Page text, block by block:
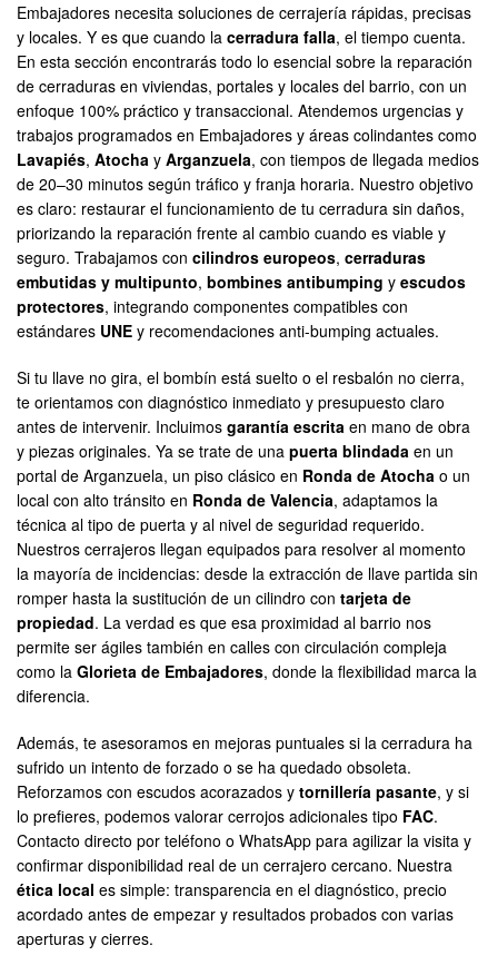
Embajadores necesita soluciones de cerrajería rápidas, precisas
y locales. Y es que cuando la cerradura falla, el tiempo cuenta.
En esta sección encontrarás todo lo esencial sobre la reparación
de cerraduras en viviendas, portales y locales del barrio, con un
enfoque 100% práctico y transaccional. Atendemos urgencias y
trabajos programados en Embajadores y áreas colindantes como
Lavapiés, Atocha y Arganzuela, con tiempos de llegada medios
de 20–30 minutos según tráfico y franja horaria. Nuestro objetivo
es claro: restaurar el funcionamiento de tu cerradura sin daños,
priorizando la reparación frente al cambio cuando es viable y
seguro. Trabajamos con cilindros europeos, cerraduras
embutidas y multipunto, bombines antibumping y escudos
protectores, integrando componentes compatibles con
estándares UNE y recomendaciones anti-bumping actuales.
Si tu llave no gira, el bombín está suelto o el resbalón no cierra,
te orientamos con diagnóstico inmediato y presupuesto claro
antes de intervenir. Incluimos garantía escrita en mano de obra
y piezas originales. Ya se trate de una puerta blindada en un
portal de Arganzuela, un piso clásico en Ronda de Atocha o un
local con alto tránsito en Ronda de Valencia, adaptamos la
técnica al tipo de puerta y al nivel de seguridad requerido.
Nuestros cerrajeros llegan equipados para resolver al momento
la mayoría de incidencias: desde la extracción de llave partida sin
romper hasta la sustitución de un cilindro con tarjeta de
propiedad. La verdad es que esa proximidad al barrio nos
permite ser ágiles también en calles con circulación compleja
como la Glorieta de Embajadores, donde la flexibilidad marca la
diferencia.
Además, te asesoramos en mejoras puntuales si la cerradura ha
sufrido un intento de forzado o se ha quedado obsoleta.
Reforzamos con escudos acorazados y tornillería pasante, y si
lo prefieres, podemos valorar cerrojos adicionales tipo FAC.
Contacto directo por teléfono o WhatsApp para agilizar la visita y
confirmar disponibilidad real de un cerrajero cercano. Nuestra
ética local es simple: transparencia en el diagnóstico, precio
acordado antes de empezar y resultados probados con varias
aperturas y cierres.